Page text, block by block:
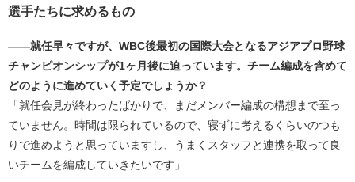
選手たちに求めるもの
――就任早々ですが、WBC後最初の国際大会となるアジアプロ野球
チャンピオンシップが1ヶ月後に迫っています。チーム編成を含めて
どのように進めていく予定でしょうか？
「就任会見が終わったばかりで、まだメンバー編成の構想まで至っ
ていません。時間は限られているので、寝ずに考えるくらいのつも
りで進めようと思っていますし、うまくスタッフと連携を取って良
いチームを編成していきたいです」